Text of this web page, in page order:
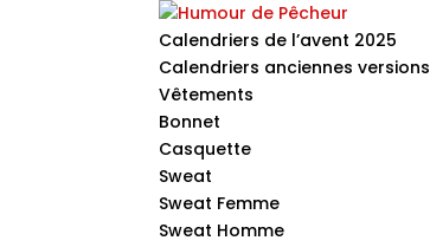
Calendriers de l’avent 2025
Calendriers anciennes versions
Vêtements
Bonnet
Casquette
Sweat
Sweat Femme
Sweat Homme